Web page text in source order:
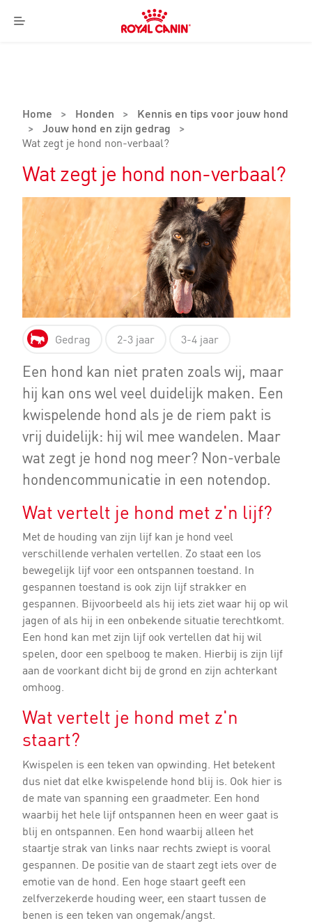
Menu
Royal
Canin
Home > Honden >
Kennis en tips voor jouw hond
> Jouw hond en zijn gedrag
>
Wat zegt je hond non-verbaal?
Wat zegt je hond non-verbaal?
Gedrag 2-3 jaar 3-4 jaar
Een hond kan niet praten zoals wij, maar
hij kan ons wel veel duidelijk maken. Een
kwispelende hond als je de riem pakt is
vrij duidelijk: hij wil mee wandelen. Maar
wat zegt je hond nog meer? Non-verbale
hondencommunicatie in een notendop.
Wat vertelt je hond met z'n lijf?
Met de houding van zijn lijf kan je hond veel
verschillende verhalen vertellen. Zo staat een los
bewegelijk lijf voor een ontspannen toestand. In
gespannen toestand is ook zijn lijf strakker en
gespannen. Bijvoorbeeld als hij iets ziet waar hij op wil
jagen of als hij in een onbekende situatie terechtkomt.
Een hond kan met zijn lijf ook vertellen dat hij wil
spelen, door een spelboog te maken. Hierbij is zijn lijf
aan de voorkant dicht bij de grond en zijn achterkant
omhoog.
Wat vertelt je hond met z'n
staart?
Kwispelen is een teken van opwinding. Het betekent
dus niet dat elke kwispelende hond blij is. Ook hier is
de mate van spanning een graadmeter. Een hond
waarbij het hele lijf ontspannen heen en weer gaat is
blij en ontspannen. Een hond waarbij alleen het
staartje strak van links naar rechts zwiept is vooral
gespannen. De positie van de staart zegt iets over de
emotie van de hond. Een hoge staart geeft een
zelfverzekerde houding weer, een staart tussen de
benen is een teken van ongemak/angst.